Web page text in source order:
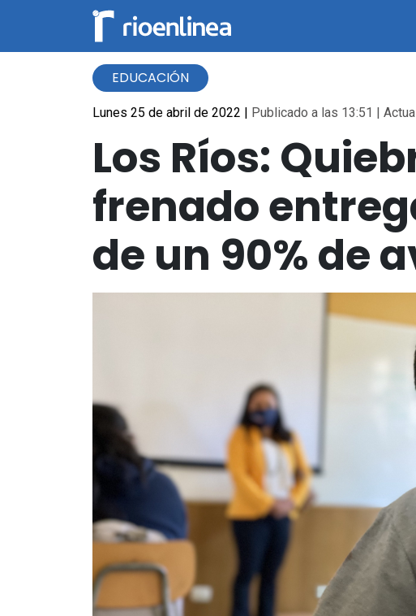
EDUCACIÓN
Lunes 25 de abril de 2022 | Publicado a las 13:51 |
Los Ríos:
frenado
de un 90% de